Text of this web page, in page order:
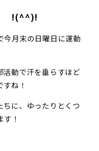
!(^^)!
今月末の日曜日に運動
活動で汗を垂らすほど
ね！
に、ゆったりとくつ
！